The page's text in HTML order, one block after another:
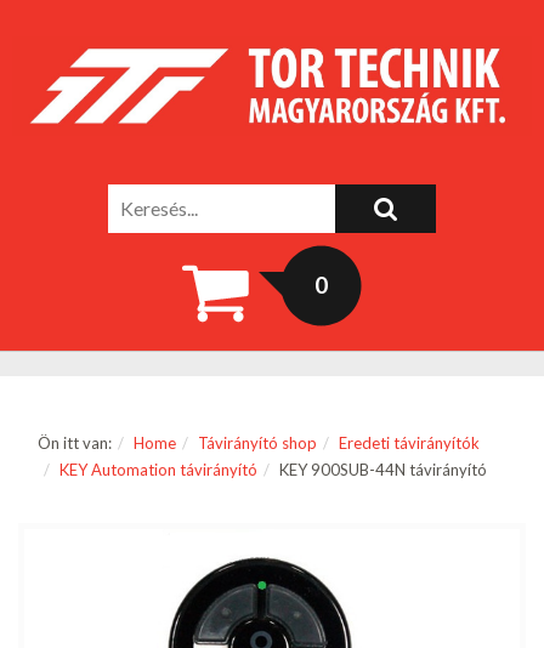
0
Ön itt van: Home Távirányító shop
Eredeti távirányítók
KEY Automation távirányító
KEY 900SUB-44N távirányító